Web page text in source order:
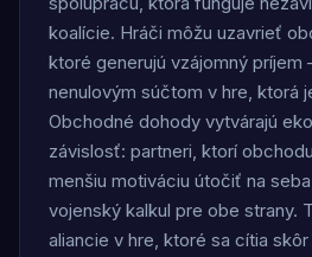
koalície. Hráči môžu uzavrieť
ktoré generujú vzájomný príjem
nenulovým súčtom v hre, ktorá
Obchodné dohody vytvárajú
závislosť: partneri, ktorí
menšiu motiváciu útočiť na
vojenský kalkul pre obe strany.
aliancie v hre, ktoré sa cítia